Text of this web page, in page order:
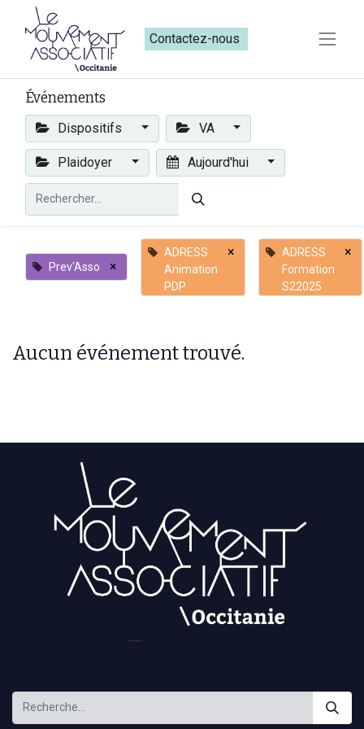
Contactez-nous​​
Événements
Dispositifs VA
Plaidoyer Aujourd'hui
Prev'Asso ×
ADRESS
Animation
PDP
×
ADRESS
Formation
S22025
×
Aucun événement trouvé.